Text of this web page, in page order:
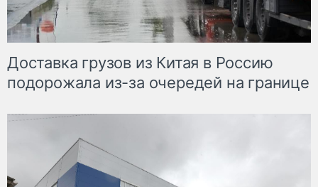
Доставка грузов из Китая в Россию
подорожала из-за очередей на границе